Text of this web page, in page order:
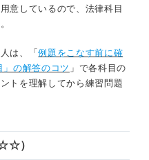
意しているので、法律科目
は、「例題をこなす前に確
の解答のコツ 」で各科目の
トを理解してから練習問題
）